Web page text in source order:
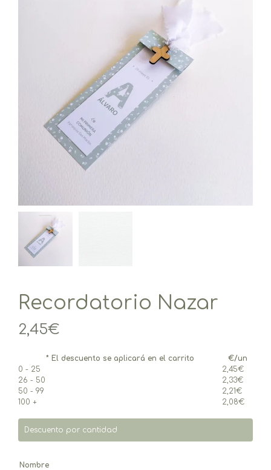
Recordatorio Nazar
2,45€
* El descuento se aplicará en el carrito
€/un
0 - 25
2,45€
26 - 50
2,33€
50 - 99
2,21€
100 +
2,08€
Descuento por cantidad
Nombre